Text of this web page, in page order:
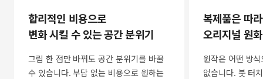
합리적인 비용으로
변화 시킬 수 있는 공간 분위기
그림 한 점만 바꿔도 공간 분위기를 바꿀
수 있습니다. 부담 없는 비용으로 원하는
복제품은 따
오리지널 원
원작은 어떤 방
없습니다. 붓 터